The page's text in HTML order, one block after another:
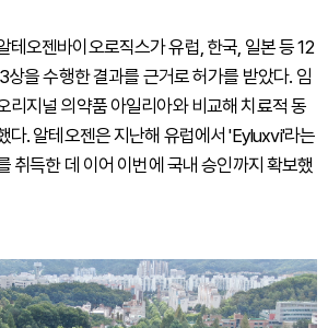
테오젠바이오로직스가 유럽, 한국, 일본 등 12
상을 수행한 결과를 근거로 허가를 받았다. 임
리지널 의약품 아일리아와 비교해 치료적 동
다. 알테오젠은 지난해 유럽에서 'Eyluxvi'라는
취득한 데 이어 이번에 국내 승인까지 확보했